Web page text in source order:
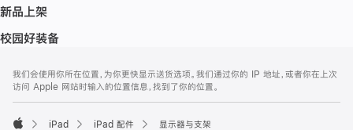
新品上架
校园好装备
页
页
脚
注
我们会使用你所在位置，为你更快显示送货选项。我们通过你的 IP 地址，或者你在上次
访问 Apple 网站时输入的位置信息，找到了你的位置。
iPad iPad 配件 显示器与支架